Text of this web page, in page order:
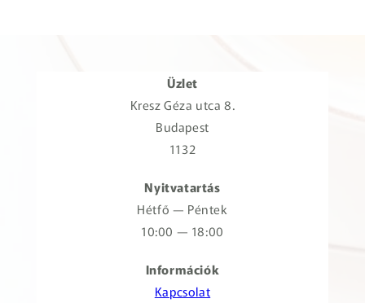
Üzlet
Kresz Géza utca 8.
Budapest
1132
Nyitvatartás
Hétfő — Péntek
10:00 — 18:00
Információk
Kapcsolat